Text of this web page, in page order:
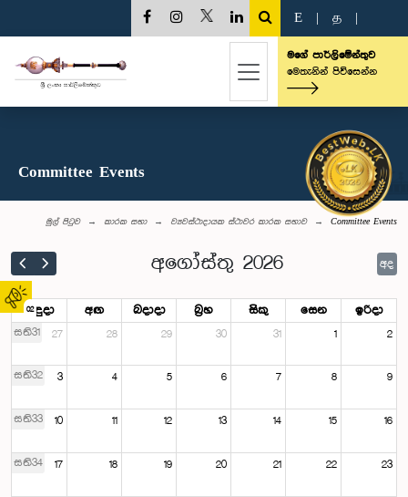
02
E த
මගේ පාර්ලිමේන්තුව
මෙතැනින් පිවිසෙන්න
Committee Events
මුල් පිටුව කාරක සභා ව්‍යවස්ථාදායක ස්ථාවර කාරක සභාව Committee Events
අගෝස්තු 2026 අද
සඳුදා අඟ බදාදා බ්‍රහ සිකු සෙන ඉරිදා
සති31 27 28 29 30 31 1 2
සති32 3 4 5 6 7 8 9
සති33 10 11 12 13 14 15 16
සති34 17 18 19 20 21 22 23